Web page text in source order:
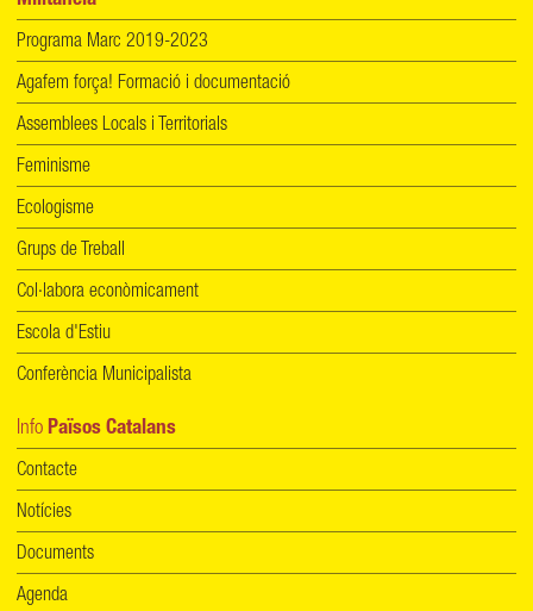
Programa Marc 2019-2023
Agafem força! Formació i documentació
Assemblees Locals i Territorials
Feminisme
Ecologisme
Grups de Treball
Col·labora econòmicament
Escola d'Estiu
Conferència Municipalista
Info Països Catalans
Contacte
Notícies
Documents
Agenda